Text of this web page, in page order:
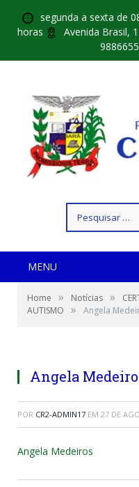
segunda a sexta de
horas
Avenida Brasil,
por:
MENU
Home » Notícias »
AUTISMO
» Angela
Angela
POR CR2-ADMIN17 EM 27 DE
Angela Medeiros